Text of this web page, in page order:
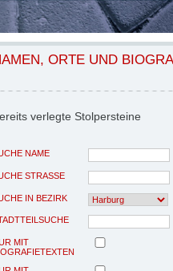
ORTE UND
verlegte Stolpersteine
NAME
STRASSE
IN BEZIRK
MIT